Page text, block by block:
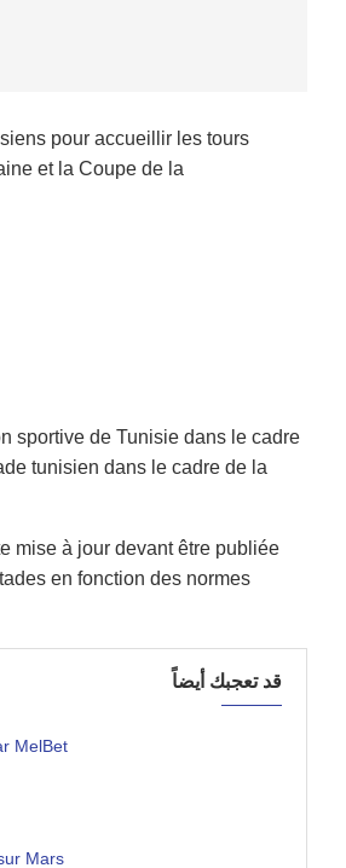
pour accueillir les tours
et la Coupe de la
sportive de Tunisie dans le cadre
tunisien dans le cadre de la
mise à jour devant être publiée
en fonction des normes
قد تعجبك أيضاً
MelBet
Mars